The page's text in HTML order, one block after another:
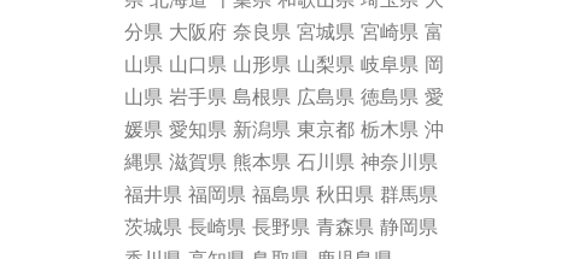
分県 大阪府 奈良県 宮城県 宮崎県 富
山県 山口県 山形県 山梨県 岐阜県 岡
山県 岩手県 島根県 広島県 徳島県 愛
媛県 愛知県 新潟県 東京都 栃木県 沖
縄県 滋賀県 熊本県 石川県 神奈川県
福井県 福岡県 福島県 秋田県 群馬県
茨城県 長崎県 長野県 青森県 静岡県